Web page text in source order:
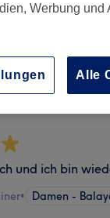
und ich bin
• Damen -
Werbung und
Alle